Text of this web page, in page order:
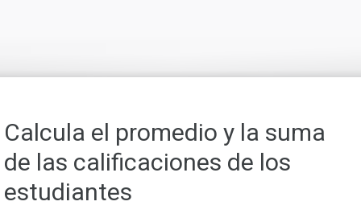
Calcula el promedio y la suma
de las calificaciones de los
estudiantes